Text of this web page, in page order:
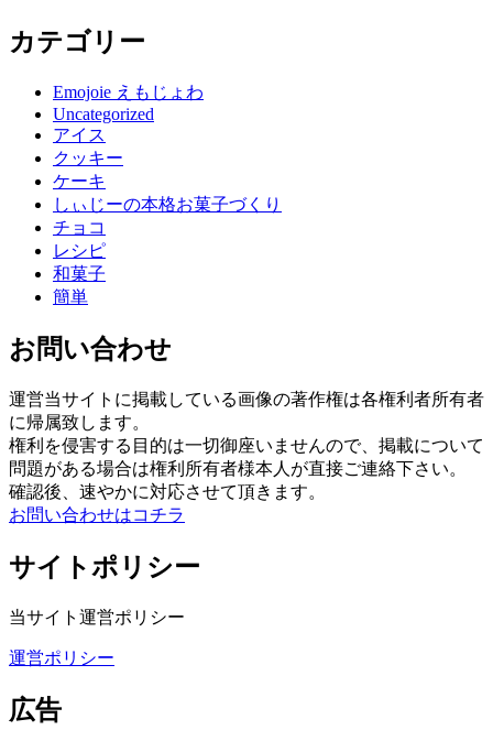
カテゴリー
Emojoie えもじょわ
Uncategorized
アイス
クッキー
ケーキ
しぃじーの本格お菓子づくり
チョコ
レシピ
和菓子
簡単
お問い合わせ
運営当サイトに掲載している画像の著作権は各権利者所有者
に帰属致します。
権利を侵害する目的は一切御座いませんので、掲載について
問題がある場合は権利所有者様本人が直接ご連絡下さい。
確認後、速やかに対応させて頂きます。
お問い合わせはコチラ
サイトポリシー
当サイト運営ポリシー
運営ポリシー
広告